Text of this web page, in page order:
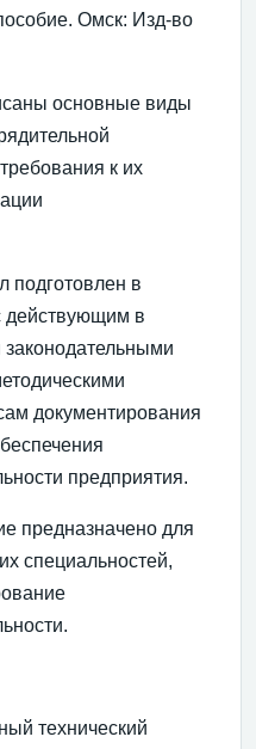
Омск: Изд-во
основные виды
к их
подготовлен в
действующим в
документирования
предприятия.
предназначено для
специальностей,
технический